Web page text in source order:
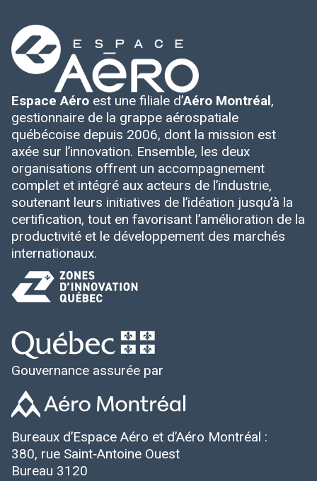
Espace Aéro est une filiale d’Aéro Montréal,
gestionnaire de la grappe aérospatiale
québécoise depuis 2006, dont la mission est
axée sur l’innovation. Ensemble, les deux
organisations offrent un accompagnement
complet et intégré aux acteurs de l’industrie,
soutenant leurs initiatives de l’idéation jusqu’à la
certification, tout en favorisant l’amélioration de la
productivité et le développement des marchés
internationaux.
Gouvernance assurée par
Bureaux d’Espace Aéro et d’Aéro Montréal :
380, rue Saint‑Antoine Ouest
Bureau 3120